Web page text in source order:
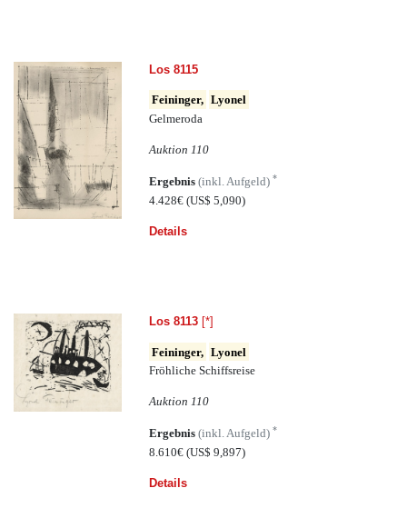
Los 8115
Feininger, Lyonel
Gelmeroda
Auktion 110
Ergebnis(inkl. Aufgeld)*
4.428€(US$ 5,090)
Details
Los 8113 [*]
Feininger, Lyonel
Fröhliche Schiffsreise
Auktion 110
Ergebnis(inkl. Aufgeld)*
8.610€(US$ 9,897)
Details